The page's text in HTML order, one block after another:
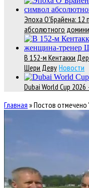
Эпоха О’Брайена:
абсолютного
В 152-м Кентакки
Шери Деву Новости
Dubai World Cup
Главная »Постов